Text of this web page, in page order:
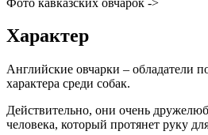
Характер
Английские овчарки – обладатели
характера среди собак.
Действительно, они очень
человека, который протянет руку